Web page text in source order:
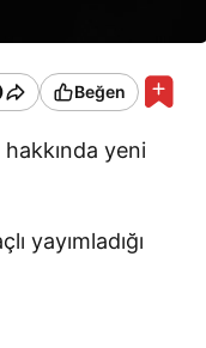
Beğen
hakkında yeni
yayımladığı